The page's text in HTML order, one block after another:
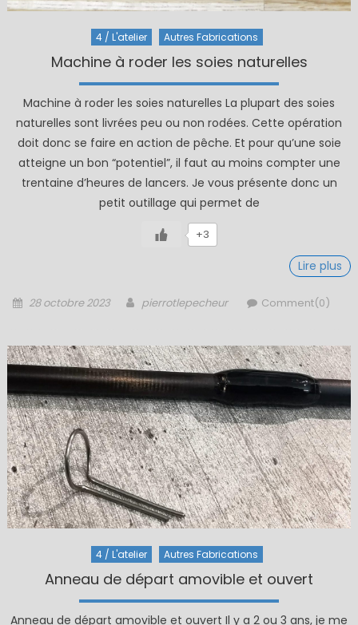
4 / L'atelier Autres Fabrications
Machine à roder les soies naturelles
Machine à roder les soies naturelles La plupart des soies
naturelles sont livrées peu ou non rodées. Cette opération
doit donc se faire en action de pêche. Et pour qu’une soie
atteigne un bon “potentiel”, il faut au moins compter une
trentaine d’heures de lancers. Je vous présente donc un
petit outillage qui permet de
+3
Lire plus
Posted
28 octobre 2023 Author
pierrotlepecheur Comment(0)
4 / L'atelier Autres Fabrications
Anneau de départ amovible et ouvert
Anneau de départ amovible et ouvert Il y a 2 ou 3 ans, je me